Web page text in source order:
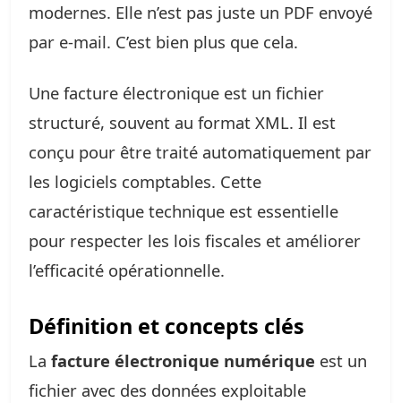
modernes. Elle n’est pas juste un PDF envoyé
par e-mail. C’est bien plus que cela.
Une facture électronique est un fichier
structuré, souvent au format XML. Il est
conçu pour être traité automatiquement par
les logiciels comptables. Cette
caractéristique technique est essentielle
pour respecter les lois fiscales et améliorer
l’efficacité opérationnelle.
Définition et concepts clés
La facture électronique numérique est un
fichier avec des données exploitable